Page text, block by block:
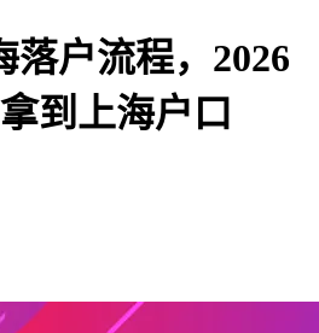
落户流程，2026
到上海户口